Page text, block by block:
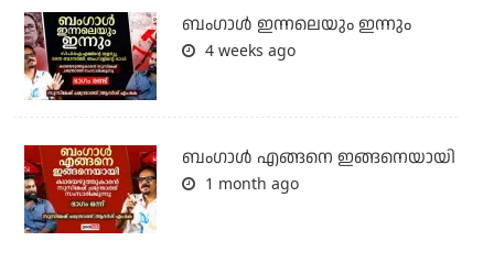
ബംഗാള്‍ ഇന്നലെയും ഇന്നും
4 weeks ago
ബം​ഗാൾ എങ്ങനെ ഇങ്ങനെയായി
1 month ago